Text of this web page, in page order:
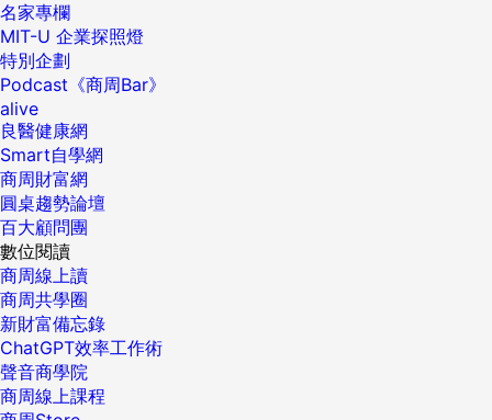
名家專欄
MIT-U 企業探照燈
特別企劃
Podcast《商周Bar》
alive
良醫健康網
Smart自學網
商周財富網
圓桌趨勢論壇
百大顧問團
數位閱讀
商周線上讀
商周共學圈
新財富備忘錄
ChatGPT效率工作術
聲音商學院
商周線上課程